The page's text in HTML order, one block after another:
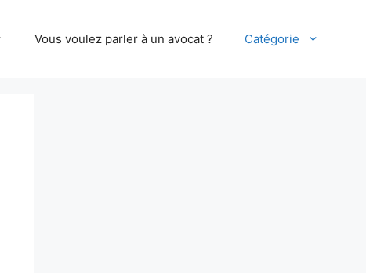
Vous voulez parler à un avocat ? Catégorie